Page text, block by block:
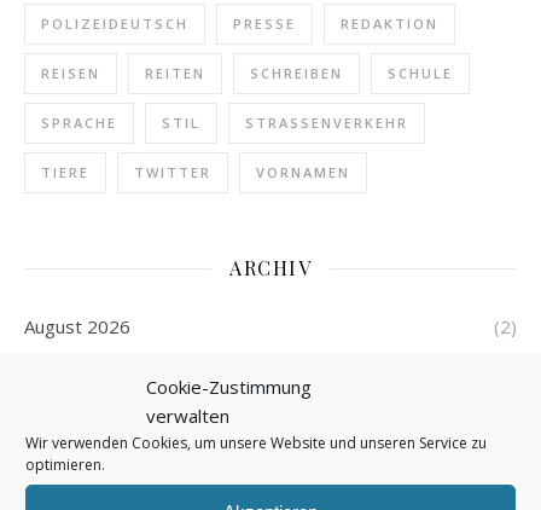
Cookie-Zustimmung
verwalten
Wir verwenden Cookies, um unsere Website und unseren Service zu
optimieren.
POLIZEIDEUTSCH PRESSE REDAKTION
REISEN REITEN SCHREIBEN SCHULE
SPRACHE STIL STRASSENVERKEHR
TIERE TWITTER VORNAMEN
ARCHIV
August 2026 (2)
Juni 2026
Mai 2026 (4)